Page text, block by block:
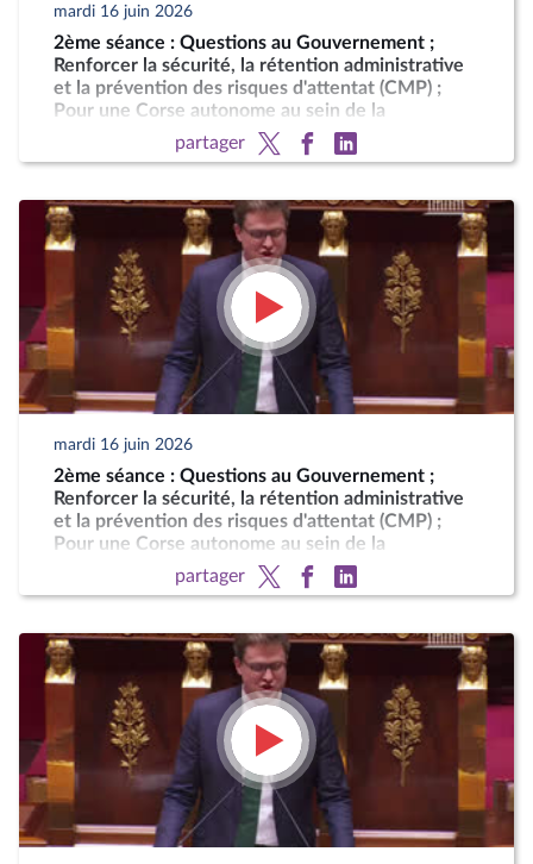
mardi 16 juin 2026
2ème séance : Questions au Gouvernement ;
Renforcer la sécurité, la rétention administrative
et la prévention des risques d'attentat (CMP) ;
Pour une Corse autonome au sein de la
partager
mardi 16 juin 2026
2ème séance : Questions au Gouvernement ;
Renforcer la sécurité, la rétention administrative
et la prévention des risques d'attentat (CMP) ;
Pour une Corse autonome au sein de la
partager